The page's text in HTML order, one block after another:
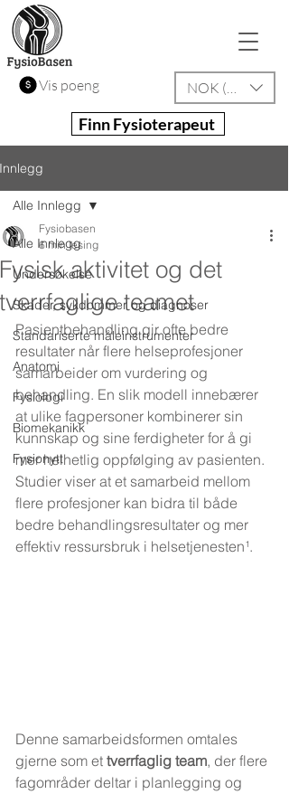
Vis poeng NOK (kr)
Finn Fysioterapeut
Innlegg
Alle Innlegg
Undersøkelse
Skader, sykdommer og diagnoser
Standariserte måleinstrumenter
Anatomi
Fysiologi
Biomekanikk
Fysionytt
Alle Innlegg
Fysisk aktivitet og det
tverrfaglige teamet
Fysiobasen
6 min lesing
Pasientbehandling gir ofte bedre
resultater når flere helseprofesjoner
samarbeider om vurdering og
behandling. En slik modell innebærer
at ulike fagpersoner kombinerer sin
kunnskap og sine ferdigheter for å gi
mer helhetlig oppfølging av pasienten.
Studier viser at et samarbeid mellom
flere profesjoner kan bidra til både
bedre behandlingsresultater og mer
effektiv ressursbruk i helsetjenesten¹.
Denne samarbeidsformen omtales
gjerne som et tverrfaglig team, der flere
fagområder deltar i planlegging og